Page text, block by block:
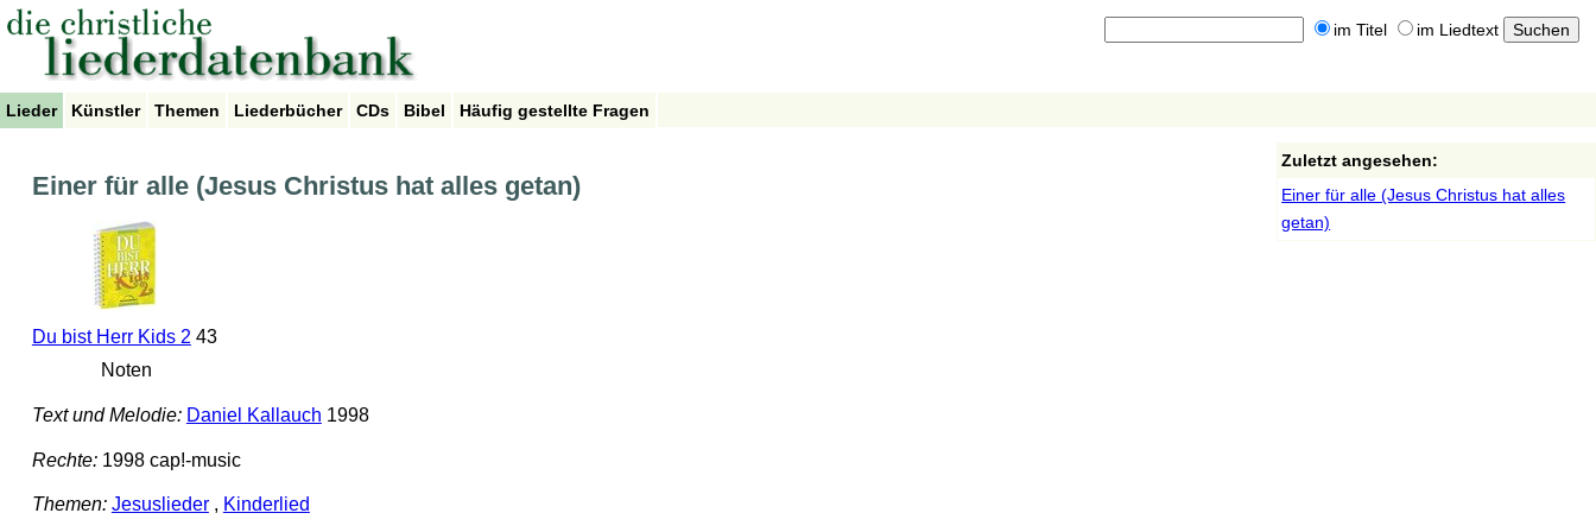
im Titel im Liedtext
Lieder Künstler Themen Liederbücher CDs Bibel Häufig gestellte Fragen
Einer für alle (Jesus Christus hat alles getan)
Du bist Herr Kids 243
Noten
Text und Melodie: Daniel Kallauch 1998
Rechte:1998 cap!-music
Themen: Jesuslieder, Kinderlied
Zuletzt angesehen:
Einer für alle (Jesus Christus hat alles
getan)